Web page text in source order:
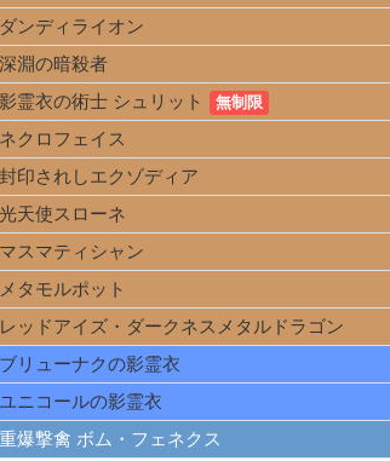
ダンディライオン
深淵の暗殺者
影霊衣の術士 シュリット
無制限
ネクロフェイス
封印されしエクゾディア
光天使スローネ
マスマティシャン
メタモルポット
レッドアイズ・ダークネスメタルドラゴン
ブリューナクの影霊衣
ユニコールの影霊衣
重爆撃禽 ボム・フェネクス